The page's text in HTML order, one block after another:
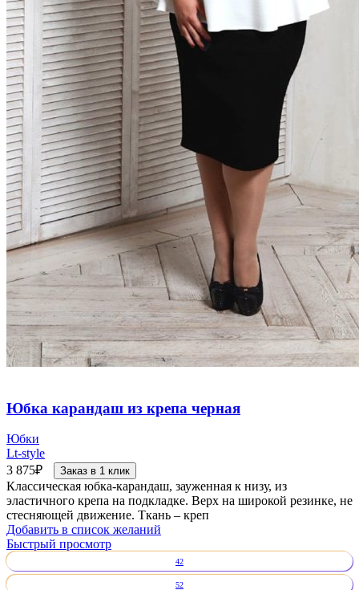
Юбка карандаш из крепа черная
Юбки
Lt-style
3 875₽ Заказ в 1 клик
Классическая юбка-карандаш, зауженная к низу, из
эластичного крепа на подкладке. Верх на широкой резинке, не
стесняющей движение. Ткань – креп
Добавить в список желаний
Быстрый просмотр
42
52